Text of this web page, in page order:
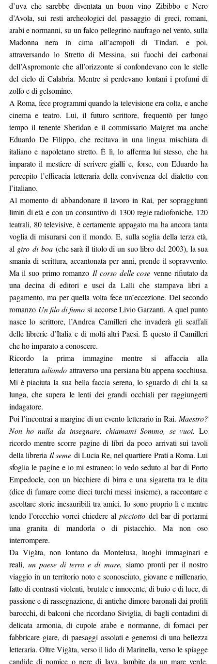
d’uva che sarebbe diventata un buon vino Zibibbo e Nero
d’Avola, sui resti archeologici del passaggio di greci, romani,
arabi e normanni, su un falco pellegrino naufrago nel vento, sulla
Madonna nera in cima all’acropoli di Tindari, e poi,
attraversando lo Stretto di Messina, sui fuochi dei carbonai
dell’Aspromonte che all’orizzonte si confondevano con le stelle
del cielo di Calabria. Mentre si perdevano lontani i profumi di
zolfo e di gelsomino.
A Roma, fece programmi quando la televisione era colta, e anche
cinema e teatro. Lui, il futuro scrittore, frequentò per lungo
tempo il tenente Sheridan e il commissario Maigret ma anche
Eduardo De Filippo, che recitava in una lingua mischiata di
italiano e napoletano stretto. È lì, lo afferma lui stesso, che ha
imparato il mestiere di scrivere gialli e, forse, con Eduardo ha
percepito l’efficacia letteraria della convivenza del dialetto con
l’italiano.
Al momento di abbandonare il lavoro in Rai, per sopraggiunti
limiti di età e con un consuntivo di 1300 regie radiofoniche, 120
teatrali, 80 televisive, è certamente appagato ma ha ancora tanta
voglia di misurarsi con il mondo. E, sulla soglia della terza età,
al giro di boa(che sarà il titolo di un suo libro del 2003), la sua
smania di scrittura, accantonata per anni, prende il sopravvento.
Ma il suo primo romanzoIl corso delle cose venne rifiutato da
una decina di editori e usci da Lalli che stampava libri a
pagamento, ma per quella volta fece un’eccezione. Del secondo
romanzo Un filo di fumosi accorse Livio Garzanti. A quel punto
nasce lo scrittore, l’Andrea Camilleri che invaderà gli scaffali
delle librerie d’Italia e di molti altri Paesi. È questo il Camilleri
che ho imparato a conoscere.
Ricordo la prima immagine mentre si affaccia alla
letteratura taliandoattraverso una persiana blu appena socchiusa.
Mi è piaciuta la sua bella faccia serena, lo sguardo di chi la sa
lunga, che supera le lenti dei grandi occhiali per raggiungerti
indagatore.
Poi l’incontrai a margine di un evento letterario in Rai.Maestro?
Non ho nulla da insegnare, chiamami Sommo, se vuoi. Lo
ricordo mentre scorre pagine di libri da poco arrivati sui tavoli
della libreriaIl seme di Lucia Re, nel quartiere Prati a Roma. Lui
sfoglia le pagine e io mi estraneo: lo vedo seduto al bar di Porto
Empedocle, con un bicchiere di birra e una sigaretta tra le dita
(dice di fumare come dieci turchi messi insieme), a raccontare e
ascoltare storie inesauribili tra amici. Io sono proprio lì e mentre
tendo l’orecchio vorrei chiedere alpicciottodel bar di portarmi
una granita di mandorla o di pistacchio. Ma non oso
interrompere.
Da Vigàta, non lontano da Montelusa, luoghi immaginari e
reali, un paese di terra e di mare, siamo pronti per il nostro
viaggio in un territorio noto e sconosciuto, giovane e millenario,
fatto di contrasti violenti, brutale e innocente, di buio e di luce, di
passione e di rassegnazione, di antiche dimore baronali dai profili
barocchi, di balconi che ricordano Siviglia, di bagli contadini di
delicata armonia, di cupole arabe e normanne, di fornaci per
fabbricare giare, di paesaggi assolati e generosi di una bellezza
letteraria. Oltre Vigàta, verso il lido di Marinella, verso le spiagge
candide di pomice o nere di lava, lambite da un mare verde,